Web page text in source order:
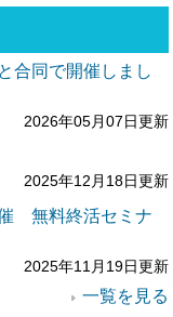
合同で開催しまし
2026年05月07日更新
2025年12月18日更新
無料終活セミナ
2025年11月19日更新
一覧を見る